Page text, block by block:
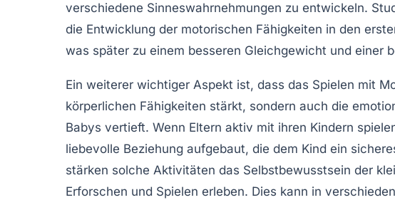
verschiedene Sinneswahrnehmungen zu entwickeln.
die Entwicklung der motorischen Fähigkeiten in den
was später zu einem besseren Gleichgewicht und einer
Ein weiterer wichtiger Aspekt ist, dass das Spielen mit
körperlichen Fähigkeiten stärkt, sondern auch die
Babys vertieft. Wenn Eltern aktiv mit ihren Kindern
liebevolle Beziehung aufgebaut, die dem Kind ein
stärken solche Aktivitäten das Selbstbewusstsein der
Erforschen und Spielen erleben. Dies kann in